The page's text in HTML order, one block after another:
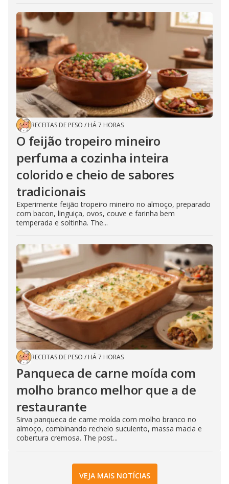
RECEITAS DE PESO / HÁ 7 HORAS
O feijão tropeiro mineiro
perfuma a cozinha inteira
colorido e cheio de sabores
tradicionais
Experimente feijão tropeiro mineiro no almoço, preparado
com bacon, linguiça, ovos, couve e farinha bem
temperada e soltinha. The...
RECEITAS DE PESO / HÁ 7 HORAS
Panqueca de carne moída com
molho branco melhor que a de
restaurante
Sirva panqueca de carne moída com molho branco no
almoço, combinando recheio suculento, massa macia e
cobertura cremosa. The post...
VEJA MAIS NOTÍCIAS